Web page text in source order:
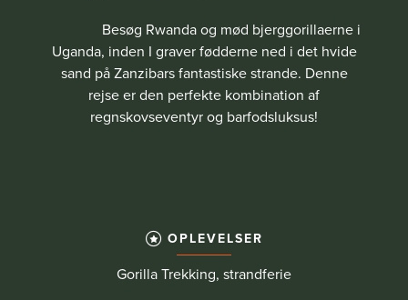
Besøg Rwanda og mød bjerggorillaerne i
Uganda, inden I graver fødderne ned i det hvide
sand på Zanzibars fantastiske strande. Denne
rejse er den perfekte kombination af
regnskovseventyr og barfodsluksus!
OPLEVELSER
Gorilla Trekking, strandferie